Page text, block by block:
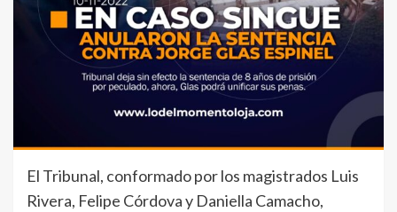
El Tribunal, conformado por los magistrados Luis
Rivera, Felipe Córdova y Daniella Camacho,